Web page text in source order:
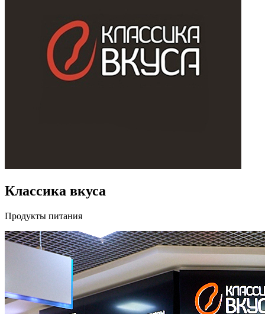
Классика вкуса
Продукты питания